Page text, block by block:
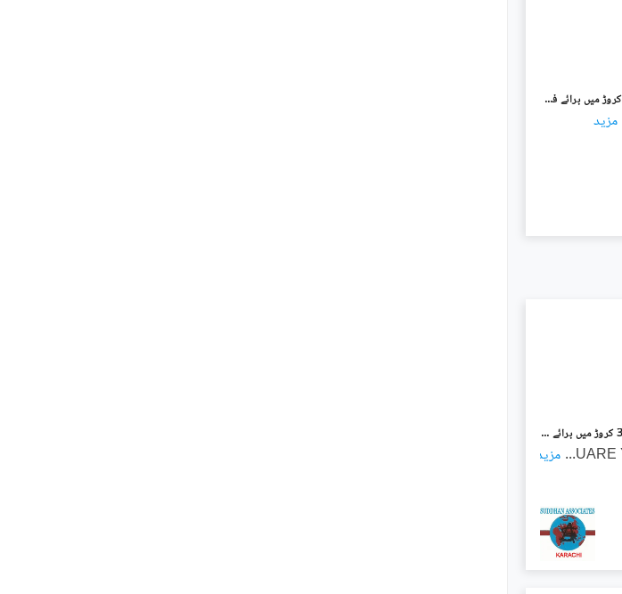
گلستانِ سجاد حیدر آباد میں 11 مرلہ رہائشی پلاٹ 3.0 کروڑ میں برائے فروخت۔
مزید
گلستانِ سجاد حیدر آباد میں 2 کنال کمرشل پلاٹ 35.95 کروڑ میں برائے فروخت۔
... مزید